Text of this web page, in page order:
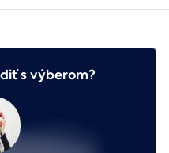
s výberom?